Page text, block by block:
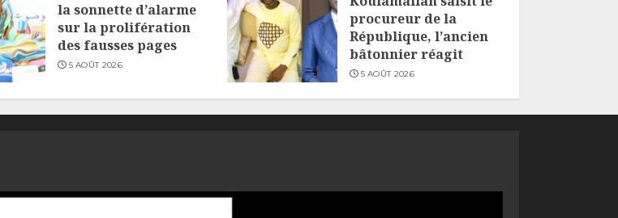
la sonnette d’alarme
sur la prolifération
des fausses pages
5 AOÛT 2026
procureur de la
République, l’ancien
bâtonnier réagit
5 AOÛT 2026